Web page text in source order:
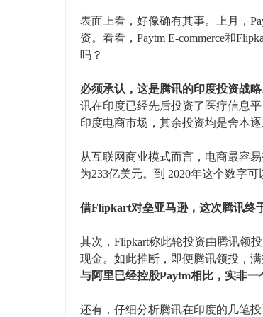
表面上看，好像确有其事。上月，
资。看看，Paytm E-commerce和
吗？
必须承认，这是腾讯的印度投资战
讯在印度已经先后投资了医疗信息
印度电商市场，其余投资均是舍本逐
从互联网商业模式而言，电商最容
为233亿美元。到 2020年这个数字可
借Flipkart对垒亚马逊，这次腾讯终
其次，Flipkart称此轮投资由腾讯领
现金。如此推断，即便腾讯领投，满
与阿里已经控股Paytm相比，实非一
还有，仔细分析腾讯在印度的几笔